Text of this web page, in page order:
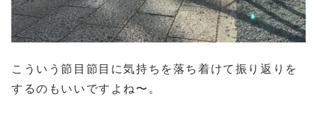
こういう節目節目に気持ちを落ち着けて振り返りを
するのもいいですよね〜。